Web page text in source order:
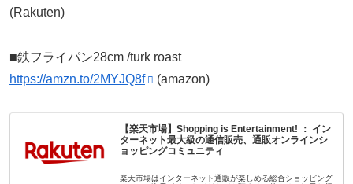
(Rakuten)
■鉄フライパン28cm /turk roast
https://amzn.to/2MYJQ8f
(amazon)
【楽天市場】Shopping is Entertainment! ： イン
ターネット最大級の通信販売、通販オンラインシ
ョッピングコミュニティ
楽天市場はインターネット通販が楽しめる総合ショッピング